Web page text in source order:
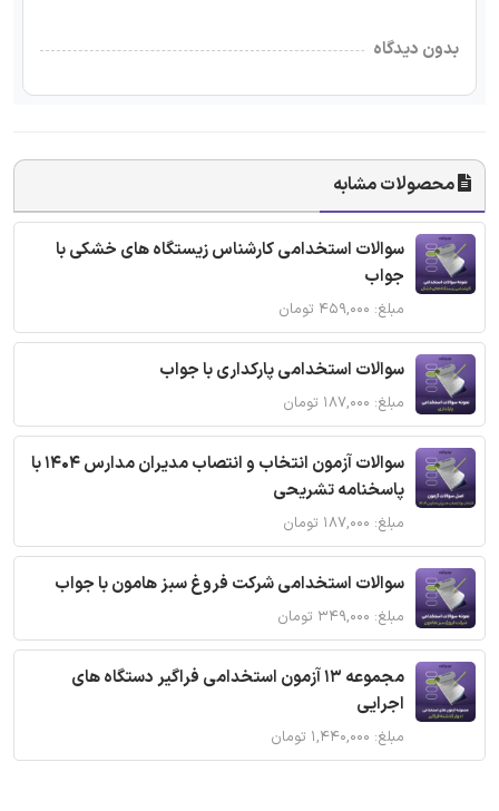
بدون دیدگاه
محصولات مشابه
سوالات استخدامی کارشناس زیستگاه های خشکی با
جواب
مبلغ: ۴۵۹,۰۰۰ تومان
سوالات استخدامی پارکداری با جواب
مبلغ: ۱۸۷,۰۰۰ تومان
سوالات آزمون انتخاب و انتصاب مدیران مدارس 1404 با
پاسخنامه تشریحی
مبلغ: ۱۸۷,۰۰۰ تومان
سوالات استخدامی شرکت فروغ سبز هامون با جواب
مبلغ: ۳۴۹,۰۰۰ تومان
مجموعه 13 آزمون استخدامی فراگیر دستگاه های
اجرایی
مبلغ: ۱,۴۴۰,۰۰۰ تومان